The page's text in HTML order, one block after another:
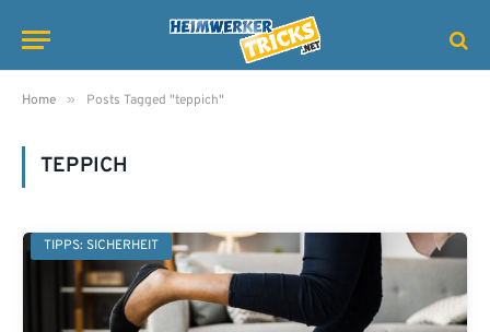
Home » Posts Tagged "teppich"
TEPPICH
TIPPS: SICHERHEIT